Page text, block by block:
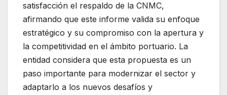
satisfacción el respaldo de la CNMC,
afirmando que este informe valida su enfoque
estratégico y su compromiso con la apertura y
la competitividad en el ámbito portuario. La
entidad considera que esta propuesta es un
paso importante para modernizar el sector y
adaptarlo a los nuevos desafíos y